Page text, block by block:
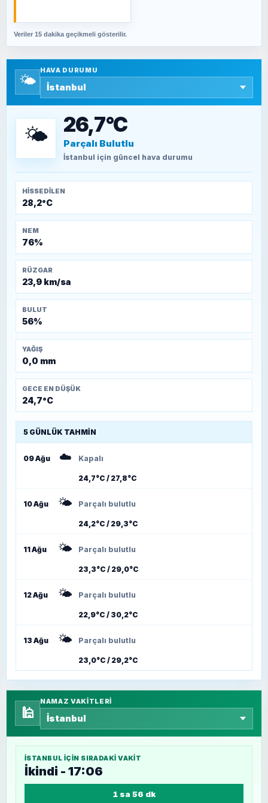
SAVAŞ ŞAHİN
SEYFULLAH ÇİÇEK
TEOMAN ALPASLAN
Kütahya-Eskişehir Muharebeleri (10-24
Veriler 15 dakika geçikmeli gösterilir.
🌤️
HAVA DURUMU
🌤️ 26,7°C
Parçalı Bulutlu
İstanbul için güncel hava durumu
HISSEDILEN
28,2°C
NEM
76%
RÜZGAR
23,9 km/sa
BULUT
56%
YAĞIŞ
0,0 mm
GECE EN DÜŞÜK
24,7°C
5 GÜNLÜK TAHMIN
09 Ağu ☁️ Kapalı
24,7°C / 27,8°C
10 Ağu 🌤️ Parçalı bulutlu
24,2°C / 29,3°C
11 Ağu 🌤️ Parçalı bulutlu
23,3°C / 29,0°C
12 Ağu 🌤️ Parçalı bulutlu
22,9°C / 30,2°C
13 Ağu 🌤️ Parçalı bulutlu
23,0°C / 29,2°C
🕌
NAMAZ VAKITLERI
İSTANBUL IÇIN SIRADAKI VAKIT
İkindi - 17:06
1 sa 56 dk